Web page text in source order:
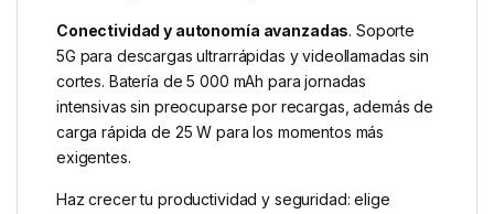
Conectividad y autonomía avanzadas. Soporte
5G para descargas ultrarrápidas y videollamadas sin
cortes. Batería de 5 000 mAh para jornadas
intensivas sin preocuparse por recargas, además de
carga rápida de 25 W para los momentos más
exigentes.
Haz crecer tu productividad y seguridad: elige